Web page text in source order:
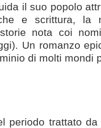
il suo popolo
e scrittura, la
nota coi
Un romanzo
di molti mondi
periodo trattato